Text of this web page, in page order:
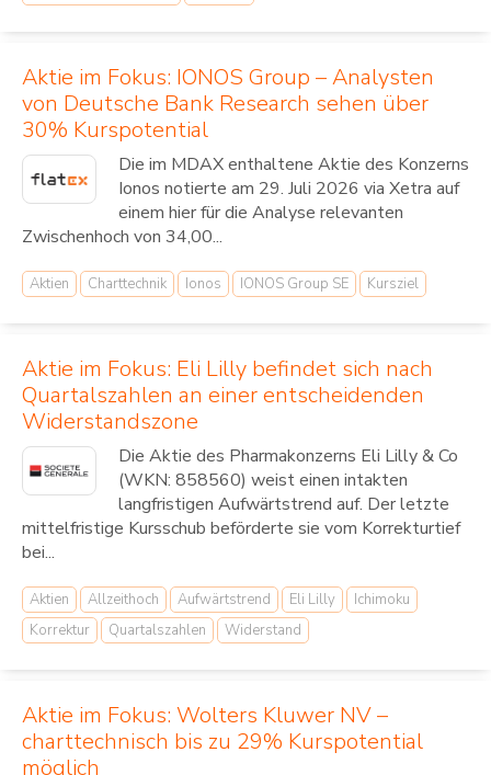
Aktie im Fokus: IONOS Group – Analysten
von Deutsche Bank Research sehen über
30% Kurspotential
Die im MDAX enthaltene Aktie des Konzerns
Ionos notierte am 29. Juli 2026 via Xetra auf
einem hier für die Analyse relevanten
Zwischenhoch von 34,00...
Aktien Charttechnik Ionos IONOS Group SE Kursziel
Aktie im Fokus: Eli Lilly befindet sich nach
Quartalszahlen an einer entscheidenden
Widerstandszone
Die Aktie des Pharmakonzerns Eli Lilly & Co
(WKN: 858560) weist einen intakten
langfristigen Aufwärtstrend auf. Der letzte
mittelfristige Kursschub beförderte sie vom Korrekturtief
bei...
Aktien Allzeithoch Aufwärtstrend Eli Lilly
Ichimoku
Korrektur
Quartalszahlen Widerstand
Aktie im Fokus: Wolters Kluwer NV –
charttechnisch bis zu 29% Kurspotential
möglich